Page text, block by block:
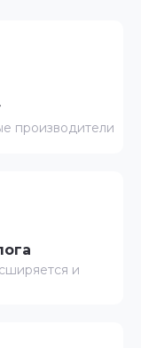
производители
и